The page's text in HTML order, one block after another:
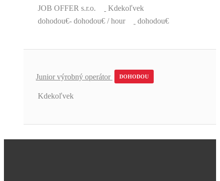
JOB OFFER s.r.o.
Kdekoľvek
dohodou€- dohodou€ / hour
dohodou€
Junior výrobný operátor DOHODOU
Kdekoľvek